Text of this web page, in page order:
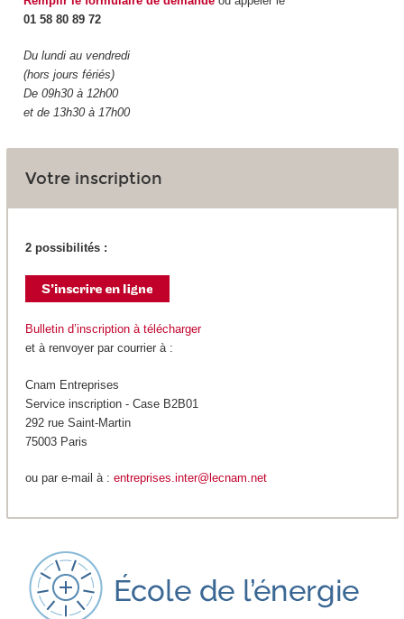
01 58 80 89 72
Du lundi au vendredi
(hors jours fériés)
De 09h30 à 12h00
et de 13h30 à 17h00
Votre inscription
2 possibilités :
Bulletin d’inscription à télécharger
et à renvoyer par courrier à :
Cnam Entreprises
Service inscription - Case B2B01
292 rue Saint-Martin
75003 Paris
ou par e-mail à : entreprises.inter@lecnam.net